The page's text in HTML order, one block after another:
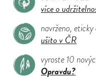
více o
navrženo,
ušito v ČR
vyroste 10
Opravdu?